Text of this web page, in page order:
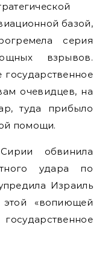
базой,
серия
взрывов.
очевидцев, на
туда прибыло
помощи.
обвинила
удара по
Израиль
«вопиющей